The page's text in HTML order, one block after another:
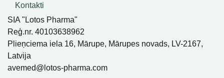
Kontakti
SIA "Lotos Pharma"
Reģ.nr. 40103638962
Plieņciema iela 16, Mārupe, Mārupes novads, LV-2167,
Latvija
avemed@lotos-pharma.com